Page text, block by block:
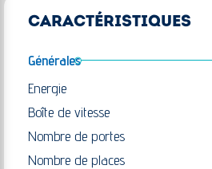
CARACTÉRISTIQUES
Générales
Energie
Boîte de vitesse
Nombre de portes
Nombre de places